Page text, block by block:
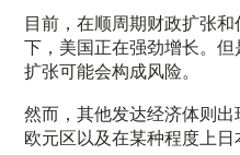
目前，在顺周期财政扩张
下，美国正在强劲增长。
扩张可能会构成风险。
然而，其他发达经济体则
欧元区以及在某种程度上日